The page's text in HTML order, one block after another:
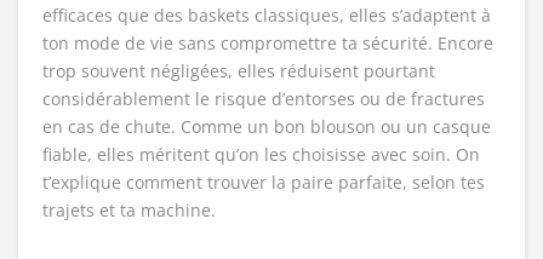
efficaces que des baskets classiques, elles s’adaptent à
ton mode de vie sans compromettre ta sécurité. Encore
trop souvent négligées, elles réduisent pourtant
considérablement le risque d’entorses ou de fractures
en cas de chute. Comme un bon blouson ou un casque
fiable, elles méritent qu’on les choisisse avec soin. On
t’explique comment trouver la paire parfaite, selon tes
trajets et ta machine.